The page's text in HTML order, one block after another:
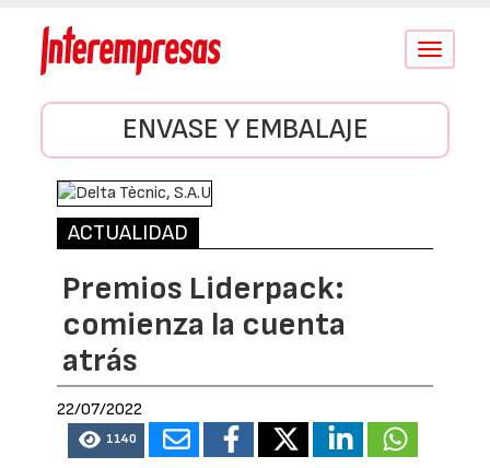
Conmutar
ENVASE Y EMBALAJE
ACTUALIDAD
Premios Liderpack:
comienza la cuenta
atrás
22/07/2022
1140